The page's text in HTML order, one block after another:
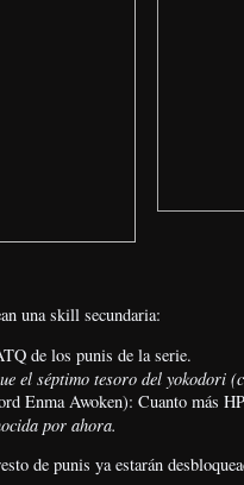
una skill secundaria:
de los punis de la serie.
el séptimo tesoro del yokodori
Enma Awoken): Cuanto más
por ahora.
de punis ya estarán